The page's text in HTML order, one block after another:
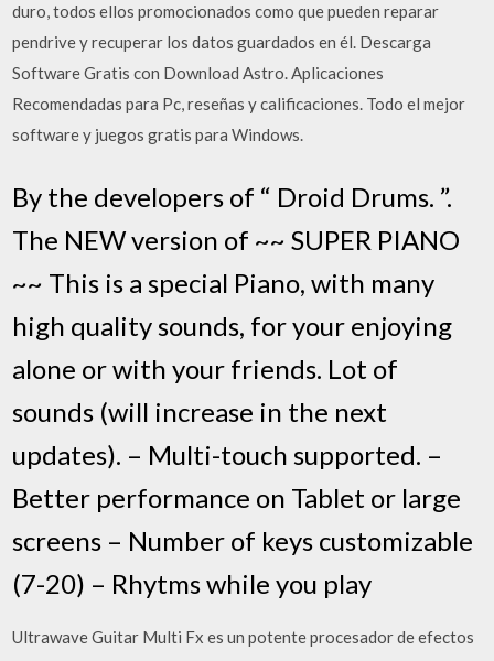
duro, todos ellos promocionados como que pueden reparar
pendrive y recuperar los datos guardados en él. Descarga
Software Gratis con Download Astro. Aplicaciones
Recomendadas para Pc, reseñas y calificaciones. Todo el mejor
software y juegos gratis para Windows.
By the developers of “ Droid Drums. ”.
The NEW version of ~~ SUPER PIANO
~~ This is a special Piano, with many
high quality sounds, for your enjoying
alone or with your friends. Lot of
sounds (will increase in the next
updates). – Multi-touch supported. –
Better performance on Tablet or large
screens – Number of keys customizable
(7-20) – Rhytms while you play
Ultrawave Guitar Multi Fx es un potente procesador de efectos